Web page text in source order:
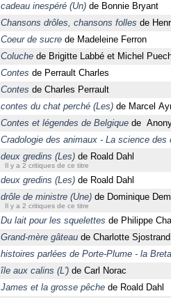
cadeau inespéré (Un) de Bonnie Bryant
Chansons drôles, chansons folles de
Coeur de sucre de Madeleine Ferron
Coluche de Brigitte Labbé et Michel
Contes de Perrault Charles
Contes de Charles Perrault
contes du chat perché (Les) de Marcel
Contes et légendes de Belgique de
Cradologie des animaux - La science
deux gredins (Les) de Roald Dahl
Il y a 2 critiques de ce titre
deux gredins (Les) de Roald Dahl
drôle de ministre (Une) de Dominique
Il y a 2 critiques de ce titre
Du lait pour les squelettes de Philippe
Grand-mère gâteau de Charlotte Sjostrand
histoires parlées de Porte-Plume - la
île aux calins (L') de Carl Norac
James et la grosse pêche de Roald Dahl